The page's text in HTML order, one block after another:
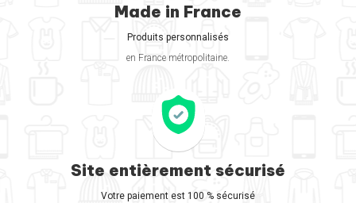
Made in France
Produits personnalisés
en France métropolitaine.
Site entièrement sécurisé
Votre paiement est 100 % sécurisé